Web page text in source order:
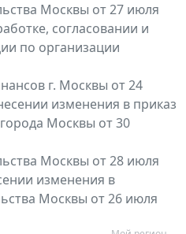
Москвы от 27 июля
согласовании и
по организации
г. Москвы от 24
изменения в приказ
Москвы от 30
Москвы от 28 июля
изменения в
Москвы от 26 июля